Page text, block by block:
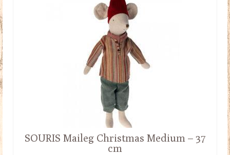
SOURIS Maileg Christmas Medium – 37
cm